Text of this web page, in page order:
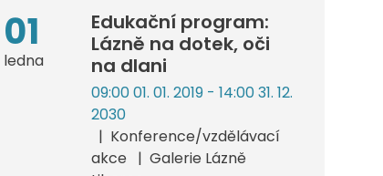
01
ledna
Edukační program:
Lázně na dotek, oči
na dlani
09:00 01. 01. 2019 - 14:00 31. 12.
2030
Konference/vzdělávací
akce
Galerie Lázně